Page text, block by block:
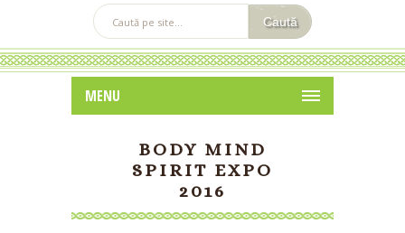
MENU
BODY MIND
SPIRIT EXPO
2016